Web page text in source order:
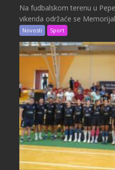
Na fudbalskom terenu u
vikenda održaće se
Novosti Sport